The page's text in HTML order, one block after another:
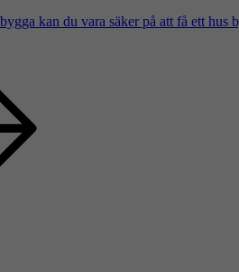
kan du vara säker på att få ett